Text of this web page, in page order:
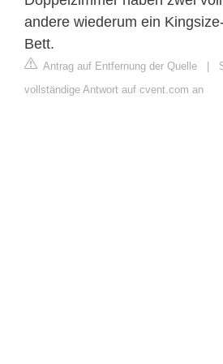
andere wiederum ein
Bett.
Antrag auf Entfernung der Quelle |
vollständige Antwort auf cvent.com an